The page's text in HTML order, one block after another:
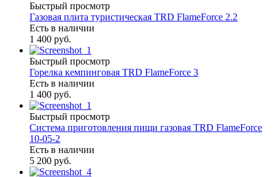
Быстрый просмотр
Газовая плита туристическая TRD FlameForce 2.2
Есть в наличии
1 400 руб.
Быстрый просмотр
Горелка кемпинговая TRD FlameForce 3
Есть в наличии
1 400 руб.
Быстрый просмотр
Система приготовления пищи газовая TRD FlameForce
10-05-2
Есть в наличии
5 200 руб.